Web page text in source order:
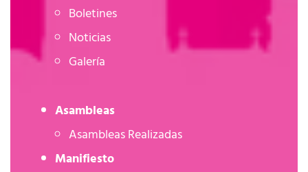
Boletines
Noticias
Galería
Asambleas
Asambleas Realizadas
Manifiesto